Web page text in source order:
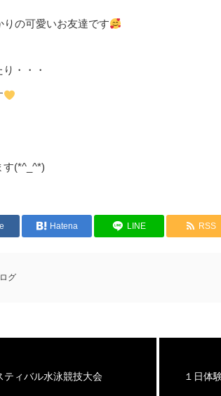
の可愛いお友達です
・・・
す(*^_^*)
Hatena LINE RSS
グ
ティバル水泳競技大会 １日体